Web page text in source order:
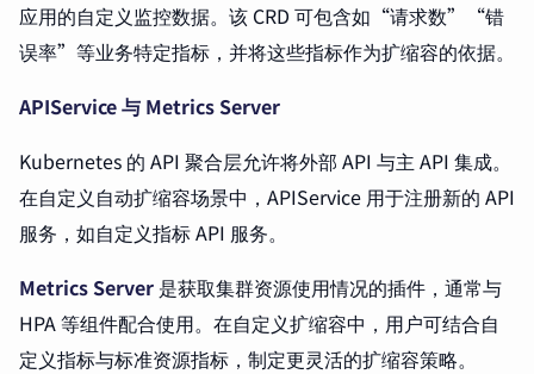
应用的自定义监控数据。该 CRD 可包含如“请求数”“错
误率”等业务特定指标，并将这些指标作为扩缩容的依据。
APIService 与 Metrics Server
Kubernetes 的 API 聚合层允许将外部 API 与主 API 集成。
在自定义自动扩缩容场景中，APIService 用于注册新的 API
服务，如自定义指标 API 服务。
Metrics Server 是获取集群资源使用情况的插件，通常与
HPA 等组件配合使用。在自定义扩缩容中，用户可结合自
定义指标与标准资源指标，制定更灵活的扩缩容策略。